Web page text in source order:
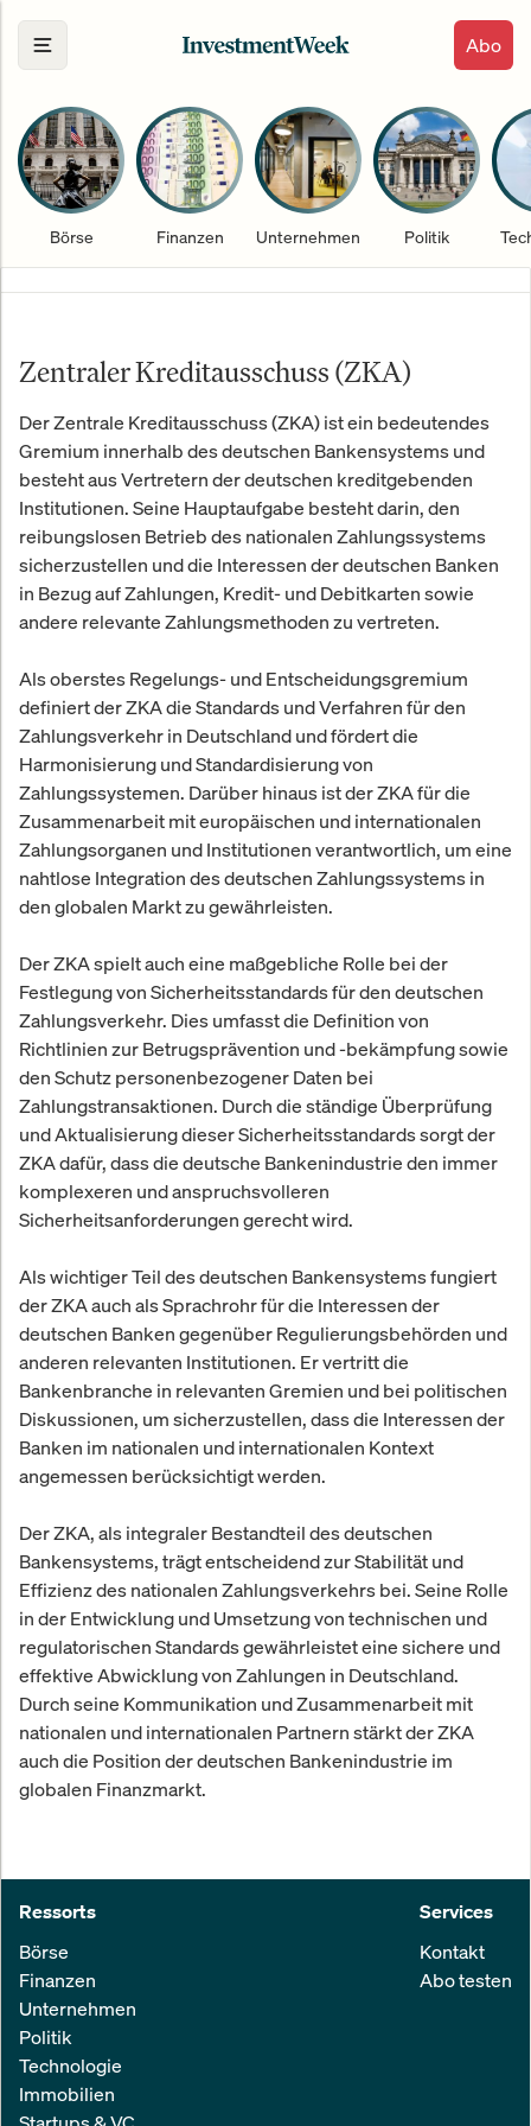
Abo
Börse Finanzen Unternehmen Politik
Zentraler Kreditausschuss (ZKA)
Der Zentrale Kreditausschuss (ZKA) ist ein bedeutendes
Gremium innerhalb des deutschen Bankensystems und
besteht aus Vertretern der deutschen kreditgebenden
Institutionen. Seine Hauptaufgabe besteht darin, den
reibungslosen Betrieb des nationalen Zahlungssystems
sicherzustellen und die Interessen der deutschen Banken
in Bezug auf Zahlungen, Kredit- und Debitkarten sowie
andere relevante Zahlungsmethoden zu vertreten.
Als oberstes Regelungs- und Entscheidungsgremium
definiert der ZKA die Standards und Verfahren für den
Zahlungsverkehr in Deutschland und fördert die
Harmonisierung und Standardisierung von
Zahlungssystemen. Darüber hinaus ist der ZKA für die
Zusammenarbeit mit europäischen und internationalen
Zahlungsorganen und Institutionen verantwortlich, um eine
nahtlose Integration des deutschen Zahlungssystems in
den globalen Markt zu gewährleisten.
Der ZKA spielt auch eine maßgebliche Rolle bei der
Festlegung von Sicherheitsstandards für den deutschen
Zahlungsverkehr. Dies umfasst die Definition von
Richtlinien zur Betrugsprävention und -bekämpfung sowie
den Schutz personenbezogener Daten bei
Zahlungstransaktionen. Durch die ständige Überprüfung
und Aktualisierung dieser Sicherheitsstandards sorgt der
ZKA dafür, dass die deutsche Bankenindustrie den immer
komplexeren und anspruchsvolleren
Sicherheitsanforderungen gerecht wird.
Als wichtiger Teil des deutschen Bankensystems fungiert
der ZKA auch als Sprachrohr für die Interessen der
deutschen Banken gegenüber Regulierungsbehörden und
anderen relevanten Institutionen. Er vertritt die
Bankenbranche in relevanten Gremien und bei politischen
Diskussionen, um sicherzustellen, dass die Interessen der
Banken im nationalen und internationalen Kontext
angemessen berücksichtigt werden.
Der ZKA, als integraler Bestandteil des deutschen
Bankensystems, trägt entscheidend zur Stabilität und
Effizienz des nationalen Zahlungsverkehrs bei. Seine Rolle
in der Entwicklung und Umsetzung von technischen und
regulatorischen Standards gewährleistet eine sichere und
effektive Abwicklung von Zahlungen in Deutschland.
Durch seine Kommunikation und Zusammenarbeit mit
nationalen und internationalen Partnern stärkt der ZKA
auch die Position der deutschen Bankenindustrie im
globalen Finanzmarkt.
Ressorts
Börse
Finanzen
Unternehmen
Politik
Technologie
Immobilien
Services
Kontakt
Abo testen